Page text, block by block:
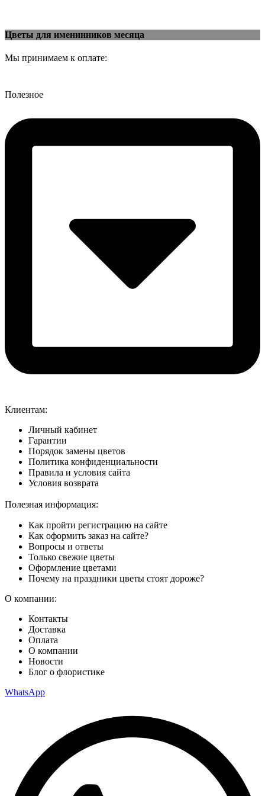
Цветы для именинников месяца
Мы принимаем к оплате:
Полезное
Клиентам:
Личный кабинет
Гарантии
Порядок замены цветов
Политика конфиденциальности
Правила и условия сайта
Условия возврата
Полезная информация:
Как пройти регистрацию на сайте
Как оформить заказ на сайте?
Вопросы и ответы
Только свежие цветы
Оформление цветами
Почему на праздники цветы стоят дороже?
О компании:
Контакты
Доставка
Оплата
О компании
Новости
Блог о флористике
WhatsApp